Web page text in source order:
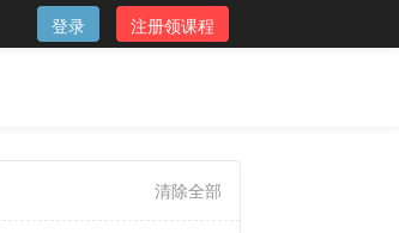
登录 注册领课程
清除全部